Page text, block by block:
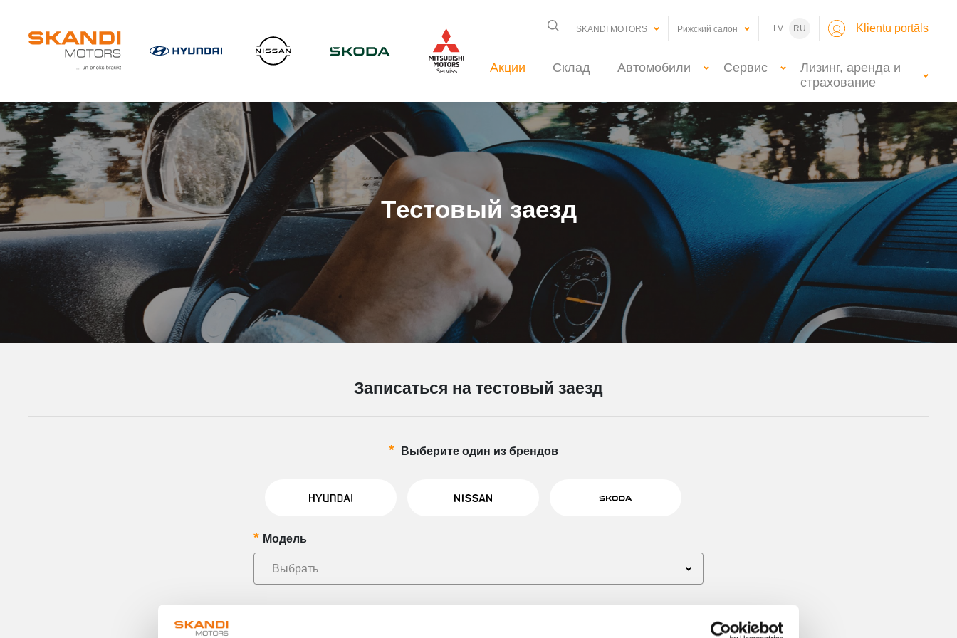
SKANDI MOTORS Рижский салон LV RU Klientu portāls
Акции Склад Автомобили Сервис
Лизинг, аренда и
страхование
Tестовый заезд
Записаться на тестовый заезд
Выберите один из брендов
Модель
Выбрать